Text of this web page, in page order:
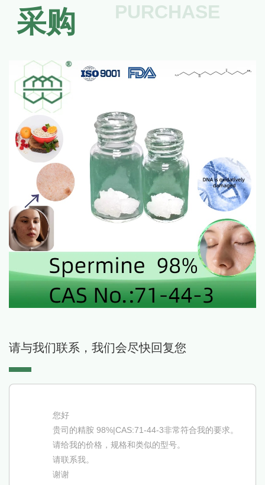
采购
PURCHASE
请与我们联系，我们会尽快回复您